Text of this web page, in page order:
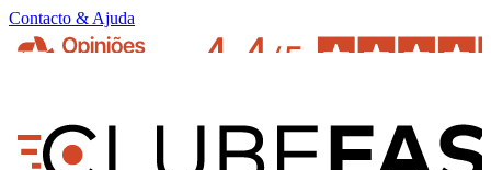
Contacto & Ajuda